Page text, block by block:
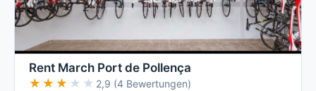
Rent March Port de Pollença
★★★★★
★★★★★ 2,9 (4 Bewertungen)